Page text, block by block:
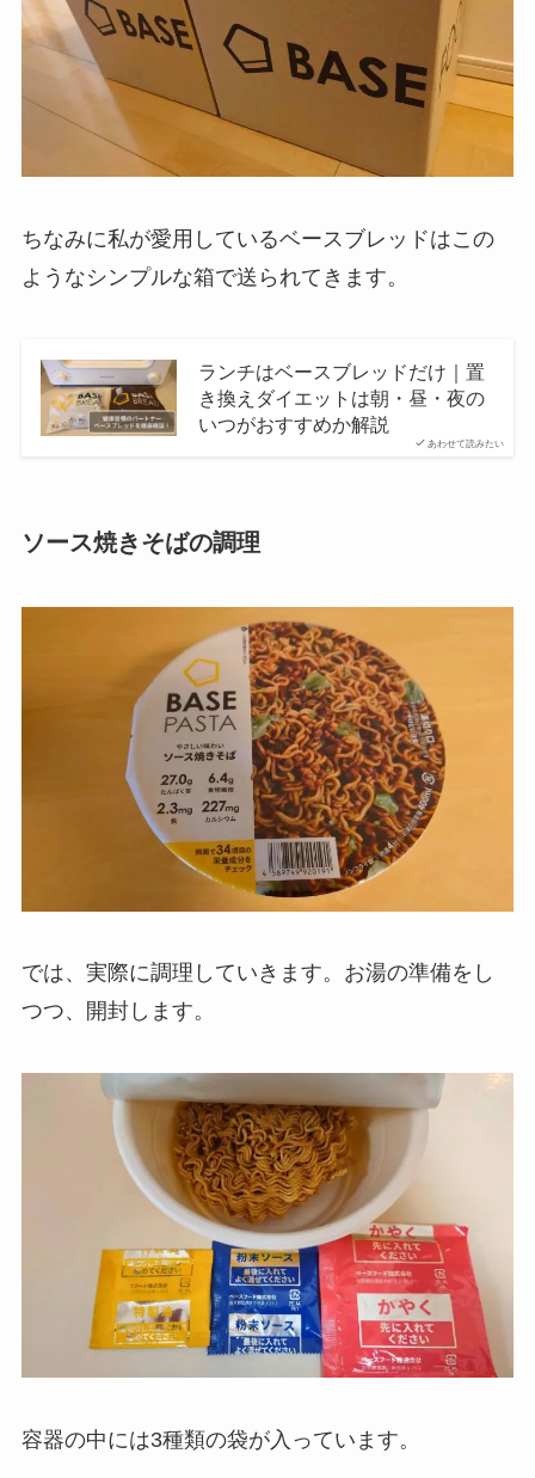
ちなみに私が愛用しているベースブレッドはこの
ようなシンプルな箱で送られてきます。
あわせて読みたい
ランチはベースブレッドだけ｜置
き換えダイエットは朝・昼・夜の
いつがおすすめか解説
ソース焼きそばの調理
では、実際に調理していきます。お湯の準備をし
つつ、開封します。
容器の中には3種類の袋が入っています。